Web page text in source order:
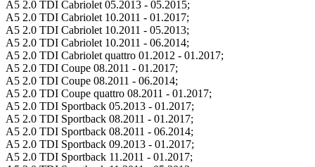
A5 2.0 TDI Cabriolet 05.2013 - 05.2015;
A5 2.0 TDI Cabriolet 10.2011 - 01.2017;
A5 2.0 TDI Cabriolet 10.2011 - 05.2013;
A5 2.0 TDI Cabriolet 10.2011 - 06.2014;
A5 2.0 TDI Cabriolet quattro 01.2012 - 01.2017;
A5 2.0 TDI Coupe 08.2011 - 01.2017;
A5 2.0 TDI Coupe 08.2011 - 06.2014;
A5 2.0 TDI Coupe quattro 08.2011 - 01.2017;
A5 2.0 TDI Sportback 05.2013 - 01.2017;
A5 2.0 TDI Sportback 08.2011 - 01.2017;
A5 2.0 TDI Sportback 08.2011 - 06.2014;
A5 2.0 TDI Sportback 09.2013 - 01.2017;
A5 2.0 TDI Sportback 11.2011 - 01.2017;